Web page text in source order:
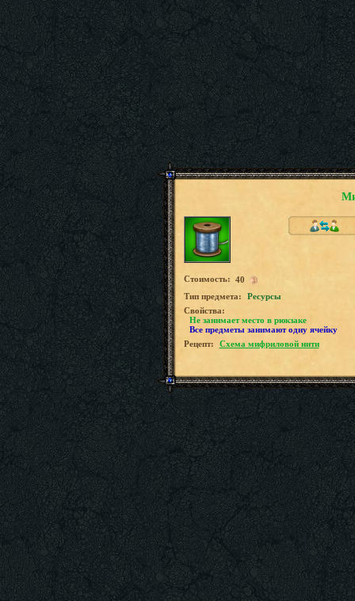
Стоимость: 40
Tип предмета:
Ресурсы
Свойства:
Не занимает место в рюкзаке
Все предметы занимают одну ячейку
Рецепт:
Схема мифриловой нити